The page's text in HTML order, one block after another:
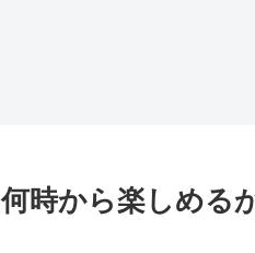
時から楽しめる